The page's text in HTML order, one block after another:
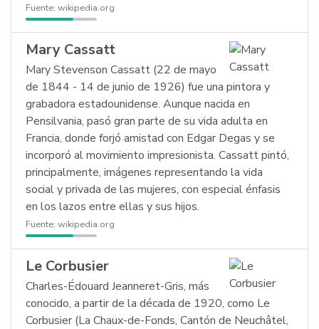
Fuente: wikipedia.org
Mary Cassatt
Mary Stevenson Cassatt (22 de mayo
de 1844 - 14 de junio de 1926) fue una pintora y
grabadora estadounidense. Aunque nacida en
Pensilvania, pasó gran parte de su vida adulta en
Francia, donde forjó amistad con Edgar Degas y se
incorporó al movimiento impresionista. Cassatt pintó,
principalmente, imágenes representando la vida
social y privada de las mujeres, con especial énfasis
en los lazos entre ellas y sus hijos.
Fuente: wikipedia.org
Le Corbusier
Charles-Édouard Jeanneret-Gris, más
conocido, a partir de la década de 1920, como Le
Corbusier (La Chaux-de-Fonds, Cantón de Neuchâtel,